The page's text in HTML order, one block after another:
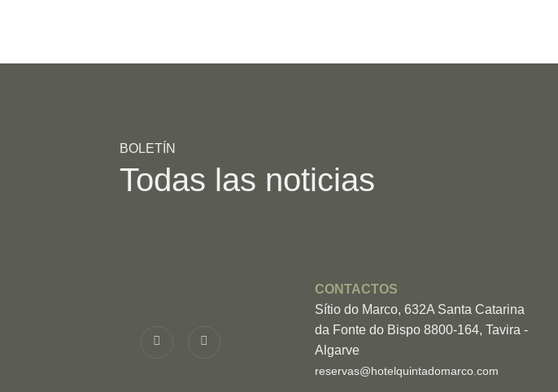
BOLETÍN
Todas las noticias
CONTACTOS
Sítio do Marco, 632A Santa Catarina
da Fonte do Bispo 8800-164, Tavira -
Algarve
reservas@hotelquintadomarco.com